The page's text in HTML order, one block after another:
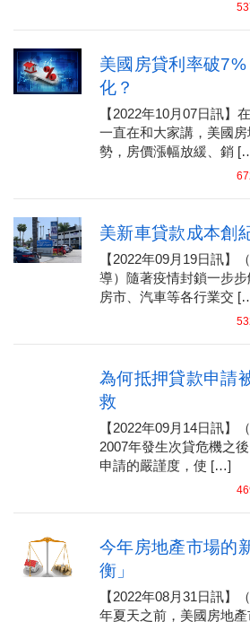
美國房貸利率破
化？
【2022年10月07日訊】
一直在和大家講，美國
勢，房價漲幅放緩、銷
美新車貸款成本創
【2022年09月19日訊】
導）隨著疫情封鎖一步
房市、汽車等各行業交
為何抵押貸款申請
救
【2022年09月14日訊】
2007年發生次貸危機之
申請的嚴謹度，使 […]
今年房地產市場
衡」
【2022年08月31日訊】
年夏天之前，美國房地